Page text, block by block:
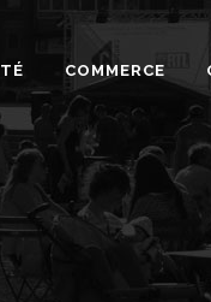
COMMERCE